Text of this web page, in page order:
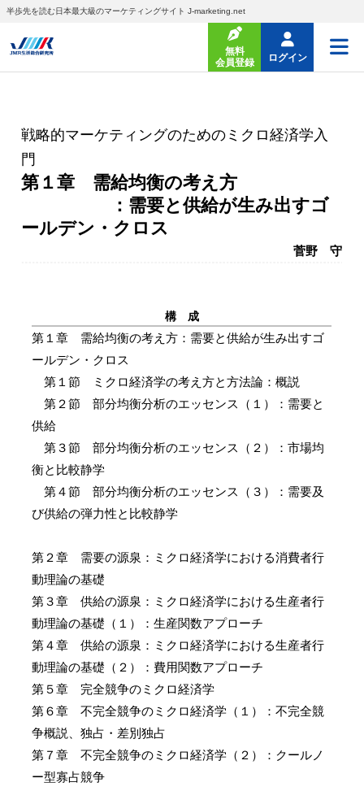
半歩先を読む日本最大級のマーケティングサイト J-marketing.net
無料
会員登録
ログイン
戦略的マーケティングのためのミクロ経済学入
門
第１章 需給均衡の考え方
：需要と供給が生み出すゴ
ールデン・クロス
菅野 守
構 成
第１章 需給均衡の考え方：需要と供給が生み出すゴ
ールデン・クロス
第１節 ミクロ経済学の考え方と方法論：概説
第２節 部分均衡分析のエッセンス（１）：需要と
供給
第３節 部分均衡分析のエッセンス（２）：市場均
衡と比較静学
第４節 部分均衡分析のエッセンス（３）：需要及
び供給の弾力性と比較静学
第２章 需要の源泉：ミクロ経済学における消費者行
動理論の基礎
第３章 供給の源泉：ミクロ経済学における生産者行
動理論の基礎（１）：生産関数アプローチ
第４章 供給の源泉：ミクロ経済学における生産者行
動理論の基礎（２）：費用関数アプローチ
第５章 完全競争のミクロ経済学
第６章 不完全競争のミクロ経済学（１）：不完全競
争概説、独占・差別独占
第７章 不完全競争のミクロ経済学（２）：クールノ
ー型寡占競争